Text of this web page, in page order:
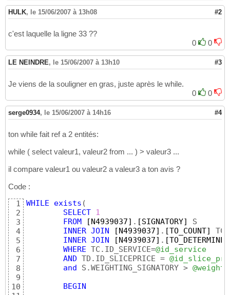
24
25
27
29
30
31
32
33
34
35
36
38
40
42
44
45
46
47
48
49
50
51
52
53
54
AND ID_SIGNATORY=@id_signatory
WHERE ID_SLICEPRICE=@id_slice_price
DELETE FROM [N4939037].[SIGNATORY]
WHERE ID_SIGNATORY = @id_signatory
	SELECT
@weight_signatory_other =
	FROM [N4939037].[SIGNATORY] S
	INNER JOIN [N4939037].[TO_DETERMINE] TD on S.ID_SIGNATORY=TD.ID_SIGNATORY
	AND TD.ID_SLICEPRICE = @id_slice_price
	BEGIN
		UPDATE [N4939037].[SIGNATORY]
		SET WEIGHTING_SIGNATORY = (@weight_signatory_other-1)
		WHERE
		ID_SIGNATORY=@id_signatory_other
HULK, le 15/06/2007 à 13h08 #2
c'est laquelle la ligne 33 ??
0
0
LE NEINDRE, le 15/06/2007 à 13h10 #3
Je viens de la souligner en gras, juste après le while.
0
0
serge0934, le 15/06/2007 à 14h16 #4
ton while fait ref a 2 entités:
while ( select valeur1, valeur2 from ... ) > valeur3 ...
il compare valeur1 ou valeur2 a valeur3 a ton avis ?
Code :
1
2
3
4
5
6
7
8
9
10
WHILE exists (
SELECT 1
FROM
[N4939037] . [SIGNATORY]
S
INNER JOIN [N4939037] . [TO_COUNT] TC
INNER JOIN [N4939037] . [TO_DETERMINE]
WHERE TC.ID_SERVICE=@id_service
AND TD.ID_SLICEPRICE =
and
S.WEIGHTING_SIGNATORY > @weight
BEGIN